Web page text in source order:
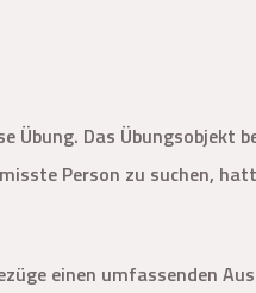
Übung. Das Übungsobjekt
Person zu suchen,
einen umfassenden